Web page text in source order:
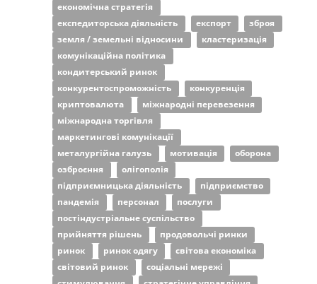
економічна стратегія
експедиторська діяльність
експорт
зброя
земля / земельні відносини
кластеризація
комунікаційна політика
кондитерський ринок
конкурентоспроможність
конкуренція
криптовалюта
міжнародні перевезення
міжнародна торгівля
маркетингові комунікації
металургійна галузь
мотивація
оборона
озброєння
олігополія
підприємницька діяльність
підприємство
пандемія
персонал
послуги
постіндустріальне суспільство
прийняття рішень
продовольчі ринки
ринок
ринок одягу
світова економіка
світовий ринок
соціальні мережі